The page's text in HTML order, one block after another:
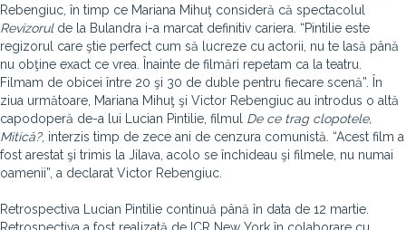
Rebengiuc, în timp ce Mariana Mihuţ consideră că spectacolul
Revizorul de la Bulandra i-a marcat definitiv cariera. “Pintilie este
regizorul care ştie perfect cum să lucreze cu actorii, nu te lasă până
nu obţine exact ce vrea. Înainte de filmări repetam ca la teatru.
Filmam de obicei între 20 şi 30 de duble pentru fiecare scenă”. În
ziua următoare, Mariana Mihuţ şi Victor Rebengiuc au introdus o altă
capodoperă de-a lui Lucian Pintilie, filmul De ce trag clopotele,
Mitică?, interzis timp de zece ani de cenzura comunistă. “Acest film a
fost arestat şi trimis la Jilava, acolo se închideau şi filmele, nu numai
oamenii”, a declarat Victor Rebengiuc.
Retrospectiva Lucian Pintilie continuă până în data de 12 martie.